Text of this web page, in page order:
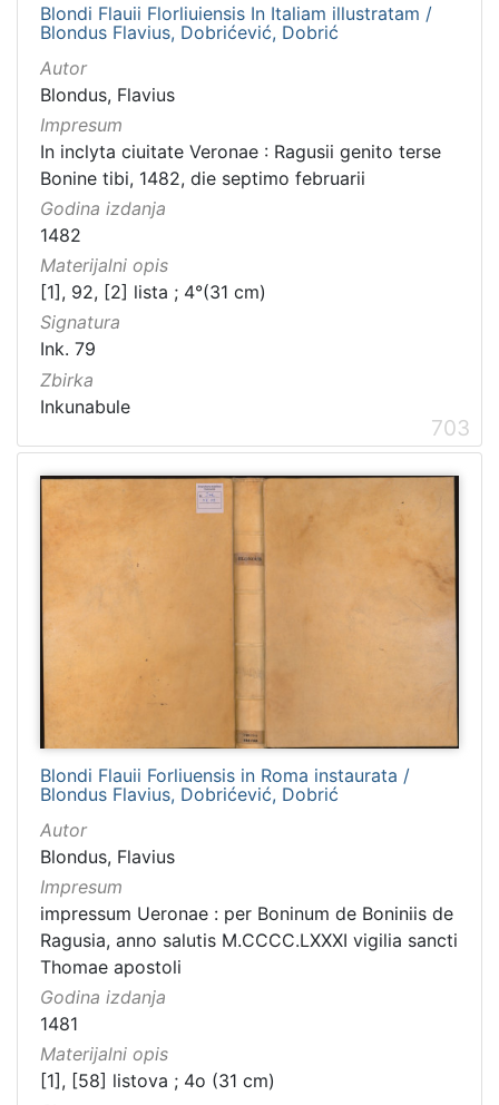
Blondi Flauii Florliuiensis In Italiam illustratam /
Blondus Flavius, Dobrićević, Dobrić
Autor
Blondus, Flavius
Impresum
In inclyta ciuitate Veronae : Ragusii genito terse
Bonine tibi, 1482, die septimo februarii
Godina izdanja
1482
Materijalni opis
[1], 92, [2] lista ; 4°(31 cm)
Signatura
Ink. 79
Zbirka
Inkunabule
703
Blondi Flauii Forliuensis in Roma instaurata /
Blondus Flavius, Dobrićević, Dobrić
Autor
Blondus, Flavius
Impresum
impressum Ueronae : per Boninum de Boniniis de
Ragusia, anno salutis M.CCCC.LXXXI vigilia sancti
Thomae apostoli
Godina izdanja
1481
Materijalni opis
[1], [58] listova ; 4o (31 cm)